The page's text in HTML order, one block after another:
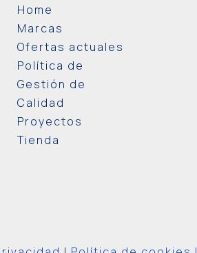
Home
Marcas
Ofertas actuales
Política de
Gestión de
Calidad
Proyectos
Tienda